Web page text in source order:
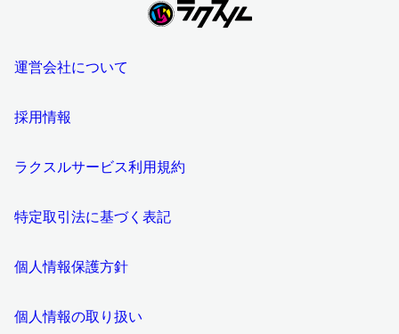
運営会社について
採用情報
ラクスルサービス利用規約
特定取引法に基づく表記
個人情報保護方針
個人情報の取り扱い